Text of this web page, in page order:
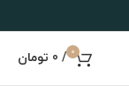
0
/
0 تومان